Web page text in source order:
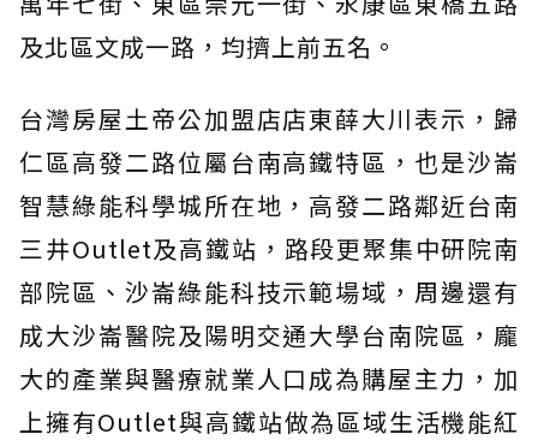
及北區文成一路，均擠上前五名。
台灣房屋土帝公加盟店店東薛大川表示，歸
仁區高發二路位屬台南高鐵特區，也是沙崙
智慧綠能科學城所在地，高發二路鄰近台南
三井Outlet及高鐵站，路段更聚集中研院南
部院區、沙崙綠能科技示範場域，周邊還有
成大沙崙醫院及陽明交通大學台南院區，龐
大的產業與醫療就業人口成為購屋主力，加
上擁有Outlet與高鐵站做為區域生活機能紅